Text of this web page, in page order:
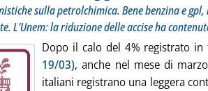
sulla petrolchimica. Bene benzina e
L'Unem: la riduzione delle accise ha
Dopo il calo del 4% registrato
19/03), anche nel mese di
italiani registrano una leggera